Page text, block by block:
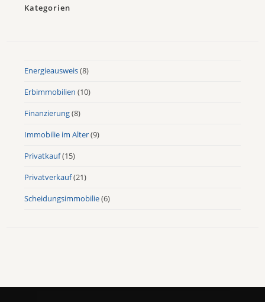
Kategorien
Energieausweis(8)
Erbimmobilien (10)
Finanzierung(8)
Immobilie im Alter(9)
Privatkauf(15)
Privatverkauf(21)
Scheidungsimmobilie(6)